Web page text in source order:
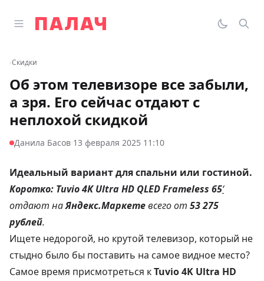
Открыть главное меню
Палач
‹Скидки
Об этом телевизоре все забыли,
а зря. Его сейчас отдают с
неплохой скидкой
Данила Басов·13 февраля 2025 11:10
Идеальный вариант для спальни или гостиной.
Коротко: Tuvio 4K Ultra HD QLED Frameless 65‘
отдают наЯндекс.Маркетевсего от 53 275
рублей.
Ищете недорогой, но крутой телевизор, который не
стыдно было бы поставить на самое видное место?
Самое время присмотреться кTuvio 4K Ultra HD